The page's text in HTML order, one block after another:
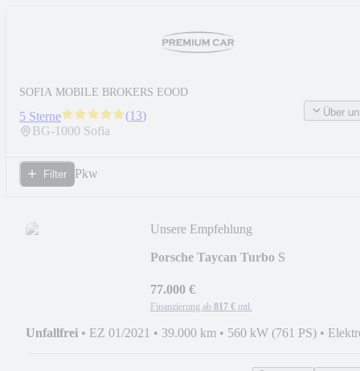
SOFIA MOBILE BROKERS EOOD
5 Sterne (13)
BG-1000 Sofia
Über
Filter Pkw
Unsere Empfehlung
Porsche Taycan Turbo S
77.000 €
Finanzierung ab 817 € mtl.
Unfallfrei • EZ 01/2021 • 39.000 km • 560 kW (761 PS) •